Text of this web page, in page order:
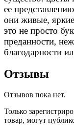
ее
они живые,
это не просто
преданности,
благодарности
Отзывы
Отзывов пока нет.
Только
товар, могут